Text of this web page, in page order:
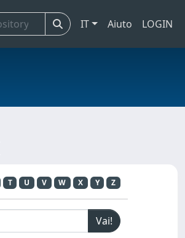
IT Aiuto LOGIN
T U V W X Y Z